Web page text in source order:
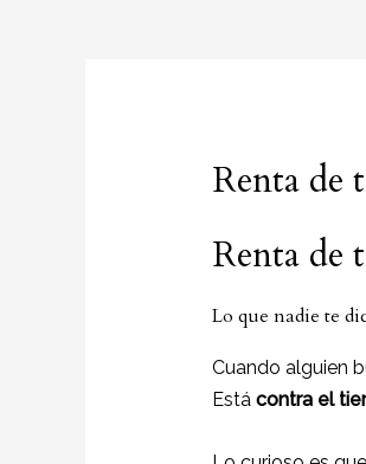
Renta de
Renta de
Lo que nadie te
Cuando alguien
Está contra el